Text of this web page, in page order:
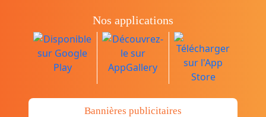
Nos applications
Bannières publicitaires